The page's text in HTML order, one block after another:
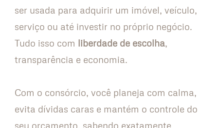
ser usada para adquirir um imóvel, veículo,
serviço ou até investir no próprio negócio.
Tudo isso com liberdade de escolha,
transparência e economia.
Com o consórcio, você planeja com calma,
evita dívidas caras e mantém o controle do
seu orçamento, sabendo exatamente